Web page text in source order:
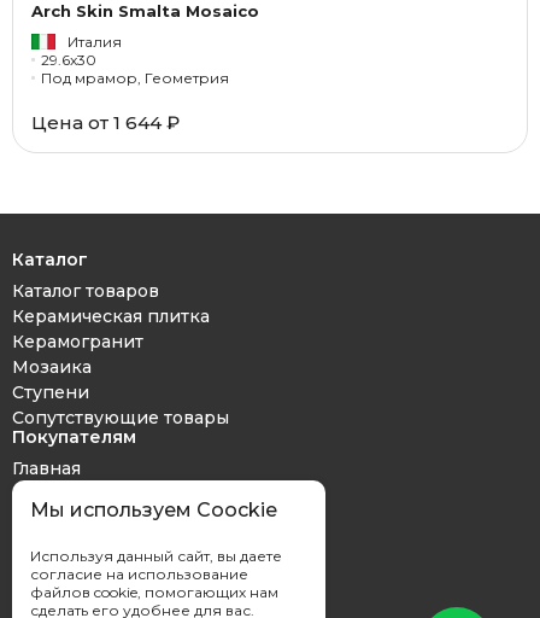
Arch Skin Smalta Mosaico
Италия
29.6x30
Под мрамор, Геометрия
Цена от 1 644 ₽
Каталог
Каталог товаров
Керамическая плитка
Керамогранит
Мозаика
Ступени
Сопутствующие товары
Покупателям
Главная
Дизайн проект
Оплата и доставка
Контакты
Мы используем Coockie
Используя данный сайт, вы даете
согласие на использование
файлов cookie, помогающих нам
сделать его удобнее для вас.